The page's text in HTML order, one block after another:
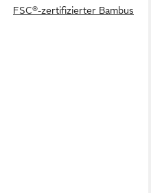
FSC®-zertifizierter Bambus